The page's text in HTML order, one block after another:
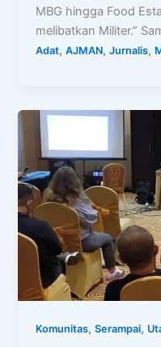
MBG hingga Food
melibatkan Militer.”
Adat,AJMAN,Jurnalis,
Komunitas,Serampai,